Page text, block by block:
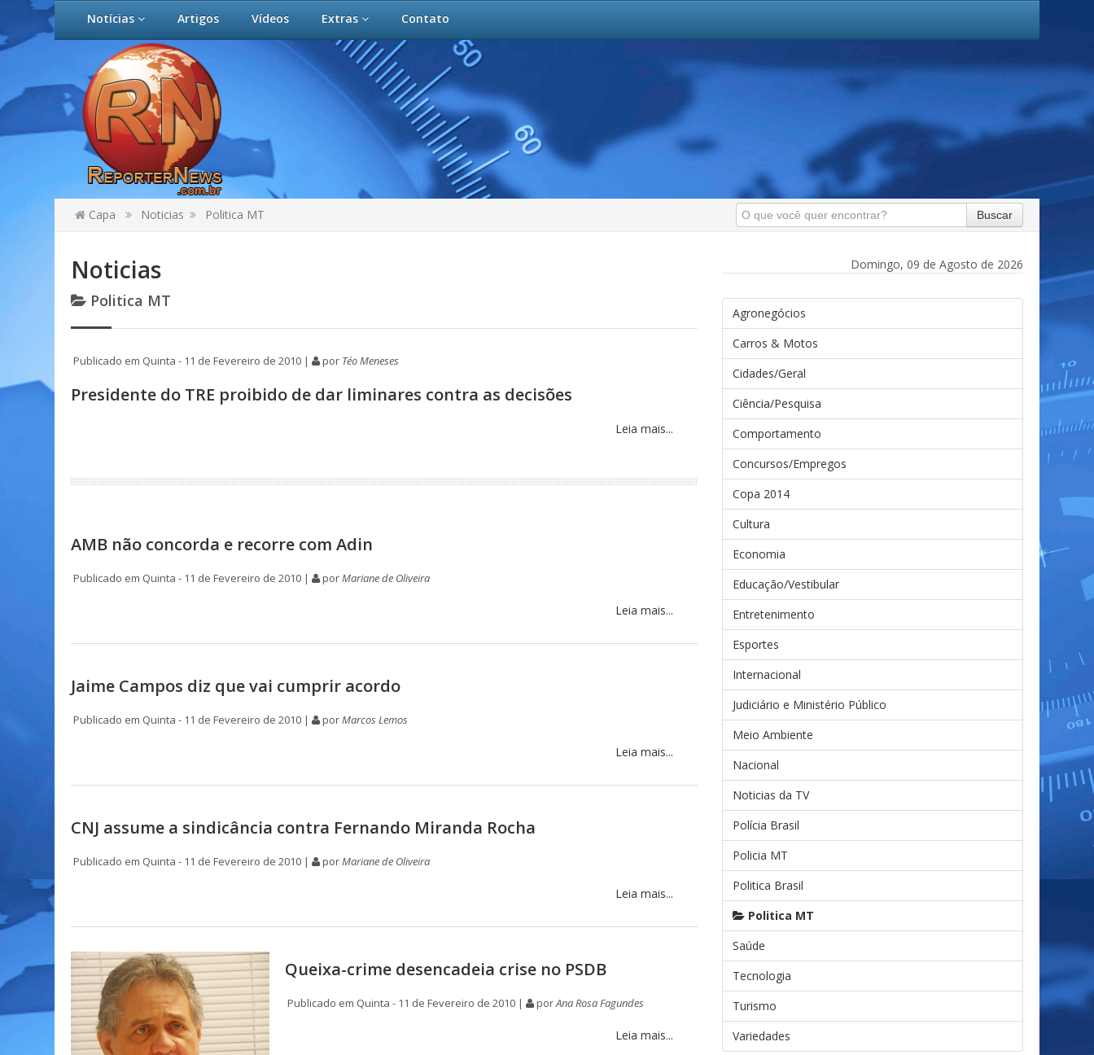
Notícias Artigos Vídeos Extras Contato
Capa Noticias Politica MT Buscar
Noticias
Politica MT
Publicado em Quinta - 11 de Fevereiro de 2010 | por Téo Meneses
Presidente do TRE proibido de dar liminares contra as decisões
Leia mais...
AMB não concorda e recorre com Adin
Publicado em Quinta - 11 de Fevereiro de 2010 | porMariane de Oliveira
Leia mais...
Jaime Campos diz que vai cumprir acordo
Publicado em Quinta - 11 de Fevereiro de 2010 | porMarcos Lemos
Leia mais...
CNJ assume a sindicância contra Fernando Miranda Rocha
Publicado em Quinta - 11 de Fevereiro de 2010 | porMariane de Oliveira
Leia mais...
Queixa-crime desencadeia crise no PSDB
Publicado em Quinta - 11 de Fevereiro de 2010 | porAna Rosa Fagundes
Leia mais...
Domingo, 09 de Agosto de 2026
Agronegócios
Carros & Motos
Cidades/Geral
Ciência/Pesquisa
Comportamento
Concursos/Empregos
Copa 2014
Cultura
Economia
Educação/Vestibular
Entretenimento
Esportes
Internacional
Judiciário e Ministério Público
Meio Ambiente
Nacional
Noticias da TV
Polícia Brasil
Policia MT
Politica Brasil
Politica MT
Saúde
Tecnologia
Turismo
Variedades